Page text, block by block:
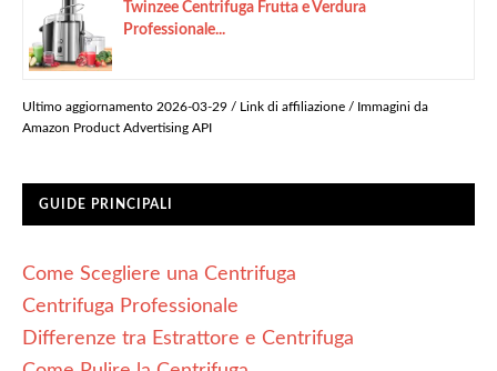
Twinzee Centrifuga Frutta e Verdura
Professionale...
Ultimo aggiornamento 2026-03-29 / Link di affiliazione / Immagini da
Amazon Product Advertising API
GUIDE PRINCIPALI
Come Scegliere una Centrifuga
Centrifuga Professionale
Differenze tra Estrattore e Centrifuga